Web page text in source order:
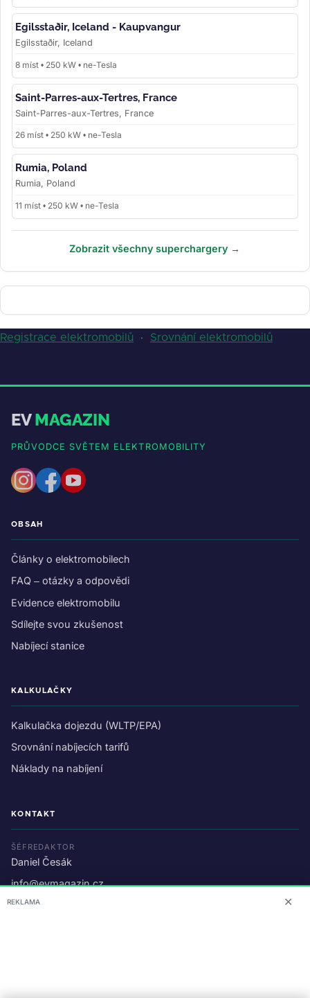
Egilsstaðir, Iceland - Kaupvangur
Egilsstaðir, Iceland
8 míst • 250 kW • ne-Tesla
Saint-Parres-aux-Tertres, France
Saint-Parres-aux-Tertres, France
26 míst • 250 kW • ne-Tesla
Rumia, Poland
Rumia, Poland
11 míst • 250 kW • ne-Tesla
Zobrazit všechny superchargery →
Registrace elektromobilů · Srovnání elektromobilů
EVMAGAZIN
PRŮVODCE SVĚTEM ELEKTROMOBILITY
OBSAH
Články o elektromobilech
FAQ – otázky a odpovědi
Evidence elektromobilu
Sdílejte svou zkušenost
Nabíjecí stanice
KALKULAČKY
Kalkulačka dojezdu (WLTP/EPA)
Srovnání nabíjecích tarifů
Náklady na nabíjení
KONTAKT
ŠÉFREDAKTOR
Daniel Česák
info@evmagazin.cz
O nás
REKLAMA ✕